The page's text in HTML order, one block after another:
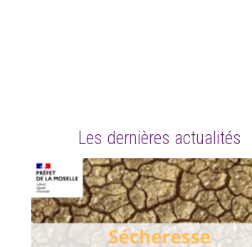
Les dernières actualités